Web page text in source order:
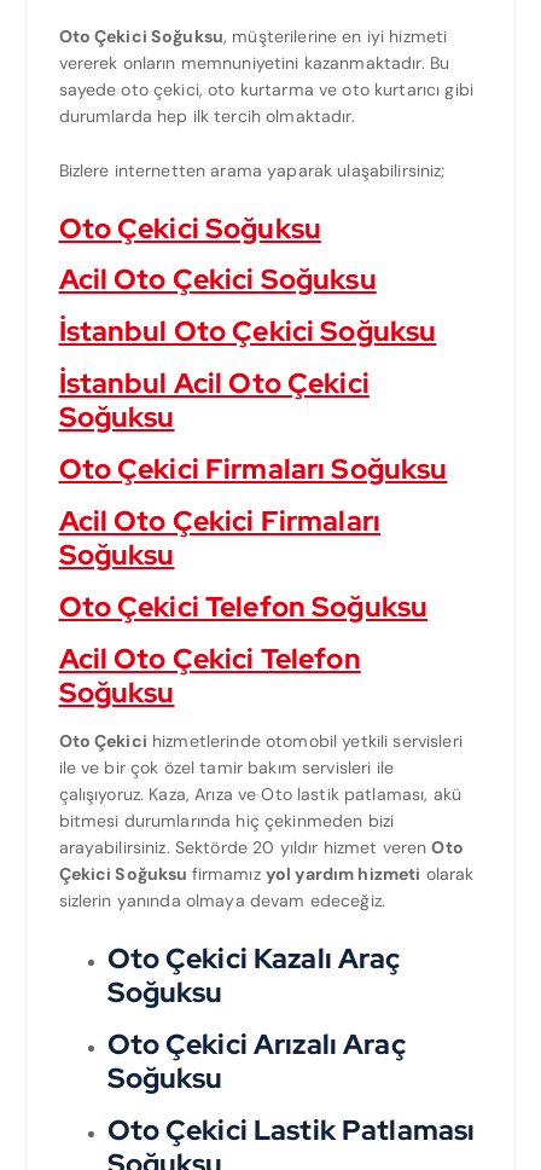
Oto Çekici Soğuksu, müşterilerine en iyi hizmeti
vererek onların memnuniyetini kazanmaktadır. Bu
sayede oto çekici, oto kurtarma ve oto kurtarıcı gibi
durumlarda hep ilk tercih olmaktadır.
Bizlere internetten arama yaparak ulaşabilirsiniz;
Oto Çekici Soğuksu
Acil Oto Çekici Soğuksu
İstanbul Oto Çekici Soğuksu
İstanbul Acil Oto Çekici
Soğuksu
Oto Çekici Firmaları Soğuksu
Acil Oto Çekici Firmaları
Soğuksu
Oto Çekici Telefon Soğuksu
Acil Oto Çekici Telefon
Soğuksu
Oto Çekici hizmetlerinde otomobil yetkili servisleri
ile ve bir çok özel tamir bakım servisleri ile
çalışıyoruz. Kaza, Arıza ve Oto lastik patlaması, akü
bitmesi durumlarında hiç çekinmeden bizi
arayabilirsiniz. Sektörde 20 yıldır hizmet verenOto
Çekici Soğuksu firmamız yol yardım hizmeti olarak
sizlerin yanında olmaya devam edeceğiz.
Oto Çekici Kazalı Araç
Soğuksu
Oto Çekici Arızalı Araç
Soğuksu
Oto Çekici Lastik Patlaması